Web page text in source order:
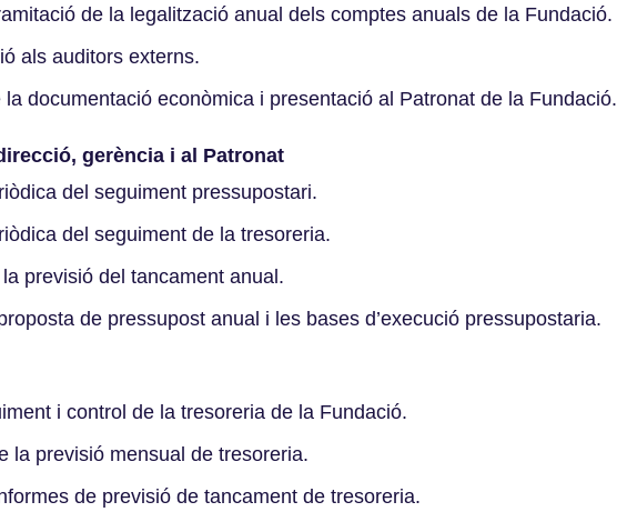
de la legalització anual dels comptes anuals de la Fundació.
als auditors externs.
la documentació econòmica i presentació al Patronat de la Fundació.
gerència i al Patronat
del seguiment pressupostari.
del seguiment de la tresoreria.
previsió del tancament anual.
de pressupost anual i les bases d’execució pressupostaria.
i control de la tresoreria de la Fundació.
la previsió mensual de tresoreria.
de previsió de tancament de tresoreria.